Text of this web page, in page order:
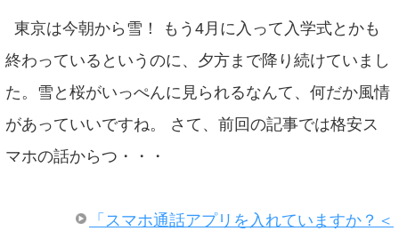
東京は今朝から雪！ もう4月に入って入学式とかも
終わっているというのに、夕方まで降り続けていまし
た。雪と桜がいっぺんに見られるなんて、何だか風情
があっていいですね。 さて、前回の記事では格安ス
マホの話からつ・・・
「スマホ通話アプリを入れていますか？＜